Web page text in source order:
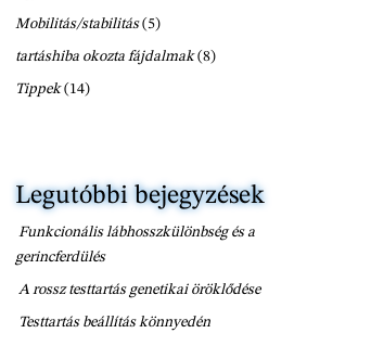
Mobilitás/stabilitás(5)
tartáshiba okozta fájdalmak(8)
Tippek(14)
Legutóbbi bejegyzések
Funkcionális lábhosszkülönbség és a
gerincferdülés
A rossz testtartás genetikai öröklődése
Testtartás beállítás könnyedén